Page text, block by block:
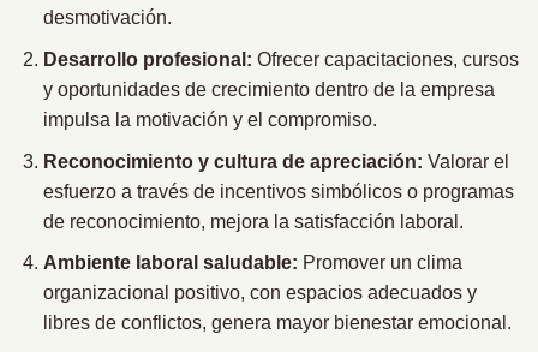
desmotivación.
Desarrollo profesional: Ofrecer capacitaciones, cursos
y oportunidades de crecimiento dentro de la empresa
impulsa la motivación y el compromiso.
Reconocimiento y cultura de apreciación: Valorar el
esfuerzo a través de incentivos simbólicos o programas
de reconocimiento, mejora la satisfacción laboral.
Ambiente laboral saludable: Promover un clima
organizacional positivo, con espacios adecuados y
libres de conflictos, genera mayor bienestar emocional.